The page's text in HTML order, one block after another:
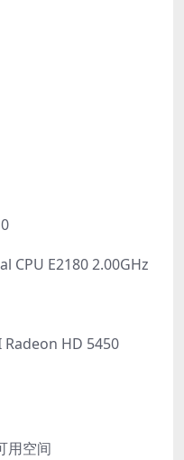
CPU E2180 2.00GHz
Radeon HD 5450
用空间